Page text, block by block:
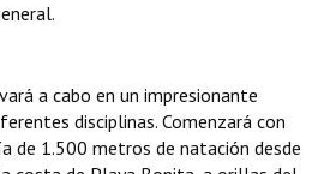
a cabo en un impresionante
disciplinas. Comenzará con
de 1.500 metros de natación desde